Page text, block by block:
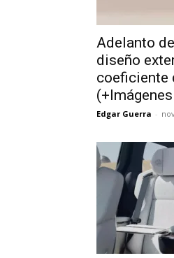
Adelanto
diseño
coeficiente
Edgar Guerra -